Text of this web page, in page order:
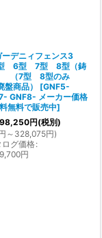
デニィフェンス3
6型 7型 8型（鋳
（7型 8型のみ
商品）
[GNF5-
GNF8- メーカー価格
無料で販売中]
円(税別)
～328,075円)
ログ価格:
円